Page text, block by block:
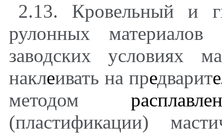
2.13. Кровельный и
рулонных материалов
заводских условиях
наклеивать на предварите
методом
(пластификации)